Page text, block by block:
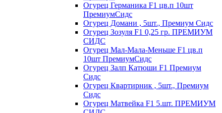
Огурец Германика F1 цв.п 10шт
ПремиумСидс
Огурец Домани , 5шт., Премиум Сидс
Огурец Зозуля F1 0,25 гр. ПРЕМИУМ
СИДС
Огурец Мал-Мала-Меньше F1 цв.п
10шт ПремиумСидс
Огурец Залп Катюши F1 Премиум
Сидс
Огурец Квартирник , 5шт., Премиум
Сидс
Огурец Матвейка F1 5.шт. ПРЕМИУМ